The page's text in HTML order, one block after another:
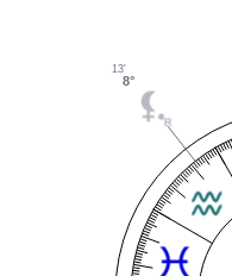
8°
13'